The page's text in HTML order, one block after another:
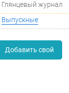
Глянцевый журнал
Выпускные
Добавить свой